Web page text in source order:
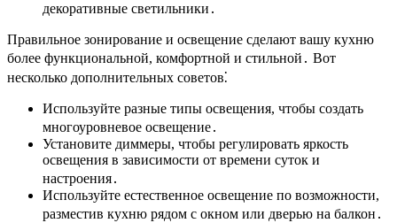
декоративные светильники․
Правильное зонирование и освещение сделают вашу кухню
более функциональной, комфортной и стильной․ Вот
несколько дополнительных советов⁚
Используйте разные типы освещения, чтобы создать
многоуровневое освещение․
Установите диммеры, чтобы регулировать яркость
освещения в зависимости от времени суток и
настроения․
Используйте естественное освещение по возможности,
разместив кухню рядом с окном или дверью на балкон․